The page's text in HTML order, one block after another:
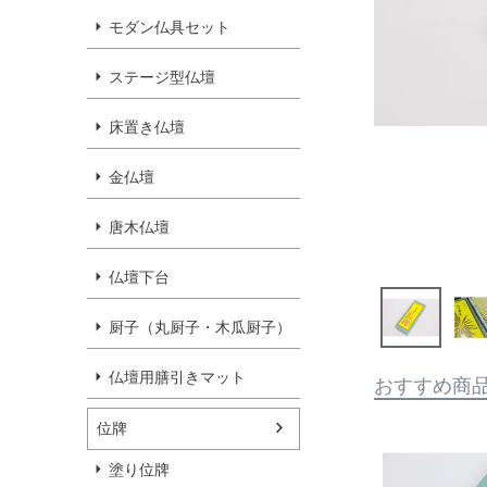
モダン仏具セット
ステージ型仏壇
床置き仏壇
金仏壇
唐木仏壇
仏壇下台
厨子（丸厨子・木瓜厨子）
仏壇用膳引きマット
位牌
塗り位牌
おすすめ商